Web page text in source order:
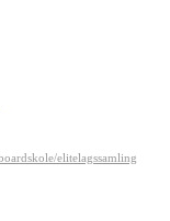
elitelagssamling